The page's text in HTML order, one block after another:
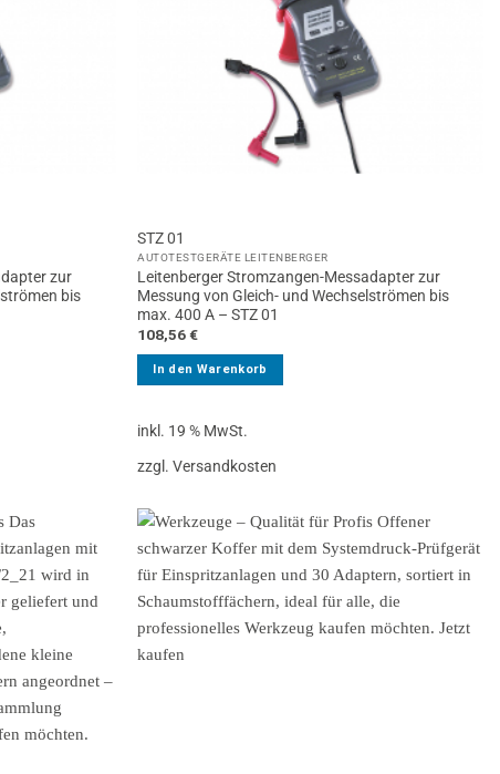
zur
bis
STZ 01
AUTOTESTGERÄTE LEITENBERGER
Leitenberger Stromzangen-Messadapter zur
Messung von Gleich- und Wechselströmen bis
max. 400 A – STZ 01
108,56€
In den Warenkorb
inkl. 19 % MwSt.
zzgl. Versandkosten